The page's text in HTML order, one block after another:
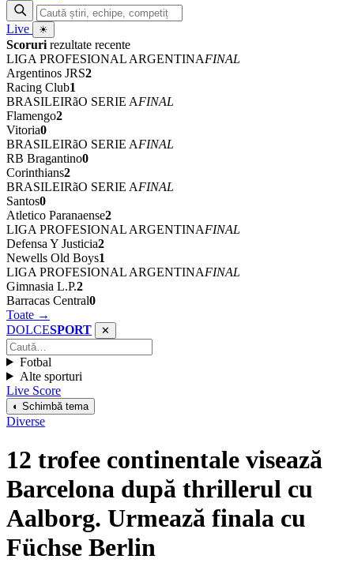
Live ☀
Scoruri rezultate recente
LIGA PROFESIONAL ARGENTINAFINAL
Argentinos JRS2
Racing Club1
BRASILEIRãO SERIE AFINAL
Flamengo2
Vitoria0
BRASILEIRãO SERIE AFINAL
RB Bragantino0
Corinthians2
BRASILEIRãO SERIE AFINAL
Santos0
Atletico Paranaense2
LIGA PROFESIONAL ARGENTINAFINAL
Defensa Y Justicia2
Newells Old Boys1
LIGA PROFESIONAL ARGENTINAFINAL
Gimnasia L.P.2
Barracas Central0
Toate →
DOLCESPORT ✕
Fotbal
Alte sporturi
Live Score
◐ Schimbă tema
Diverse
12 trofee continentale visează
Barcelona după thrillerul cu
Aalborg. Urmează finala cu
Füchse Berlin